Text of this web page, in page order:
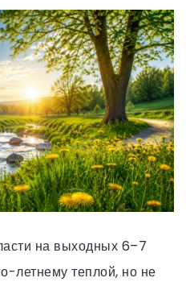
на выходных 6–7
летнему теплой, но не